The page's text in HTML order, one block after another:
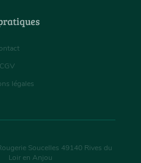
CGV
légales
Soucelles 49140 Rives du
Loir en Anjou